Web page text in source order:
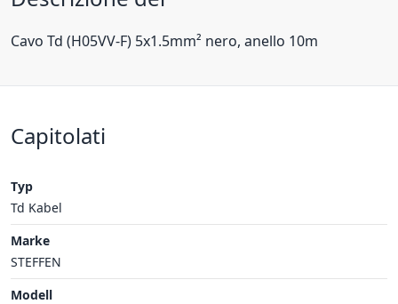
Cavo Td (H05VV-F) 5x1.5mm² nero, anello 10m
Capitolati
Typ
Td Kabel
Marke
STEFFEN
Modell